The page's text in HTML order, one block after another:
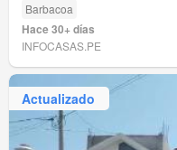
Barbacoa
Hace 30+ días
INFOCASAS.PE
Actualizado